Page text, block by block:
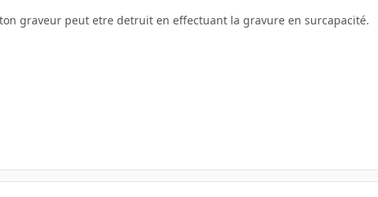
graveur peut etre detruit en effectuant la gravure en surcapacité.